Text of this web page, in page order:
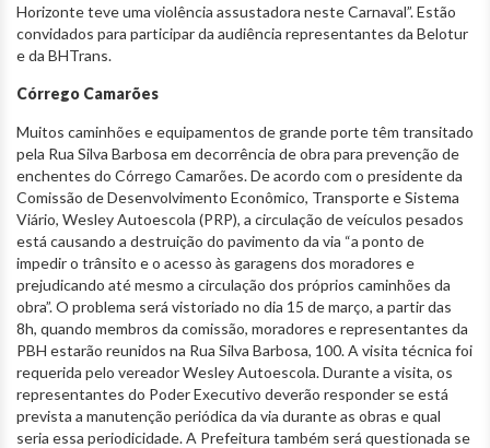
Horizonte teve uma violência assustadora neste Carnaval”. Estão
convidados para participar da audiência representantes da Belotur
e da BHTrans.
Córrego Camarões
Muitos caminhões e equipamentos de grande porte têm transitado
pela Rua Silva Barbosa em decorrência de obra para prevenção de
enchentes do Córrego Camarões. De acordo com o presidente da
Comissão de Desenvolvimento Econômico, Transporte e Sistema
Viário, Wesley Autoescola (PRP), a circulação de veículos pesados
está causando a destruição do pavimento da via “a ponto de
impedir o trânsito e o acesso às garagens dos moradores e
prejudicando até mesmo a circulação dos próprios caminhões da
obra”. O problema será vistoriado no dia 15 de março, a partir das
8h, quando membros da comissão, moradores e representantes da
PBH estarão reunidos na Rua Silva Barbosa, 100. A visita técnica foi
requerida pelo vereador Wesley Autoescola. Durante a visita, os
representantes do Poder Executivo deverão responder se está
prevista a manutenção periódica da via durante as obras e qual
seria essa periodicidade. A Prefeitura também será questionada se